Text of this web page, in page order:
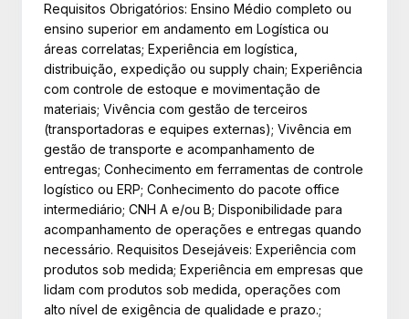
Requisitos Obrigatórios: Ensino Médio completo ou
ensino superior em andamento em Logística ou
áreas correlatas; Experiência em logística,
distribuição, expedição ou supply chain; Experiência
com controle de estoque e movimentação de
materiais; Vivência com gestão de terceiros
(transportadoras e equipes externas); Vivência em
gestão de transporte e acompanhamento de
entregas; Conhecimento em ferramentas de controle
logístico ou ERP; Conhecimento do pacote office
intermediário; CNH A e/ou B; Disponibilidade para
acompanhamento de operações e entregas quando
necessário. Requisitos Desejáveis: Experiência com
produtos sob medida; Experiência em empresas que
lidam com produtos sob medida, operações com
alto nível de exigência de qualidade e prazo.;